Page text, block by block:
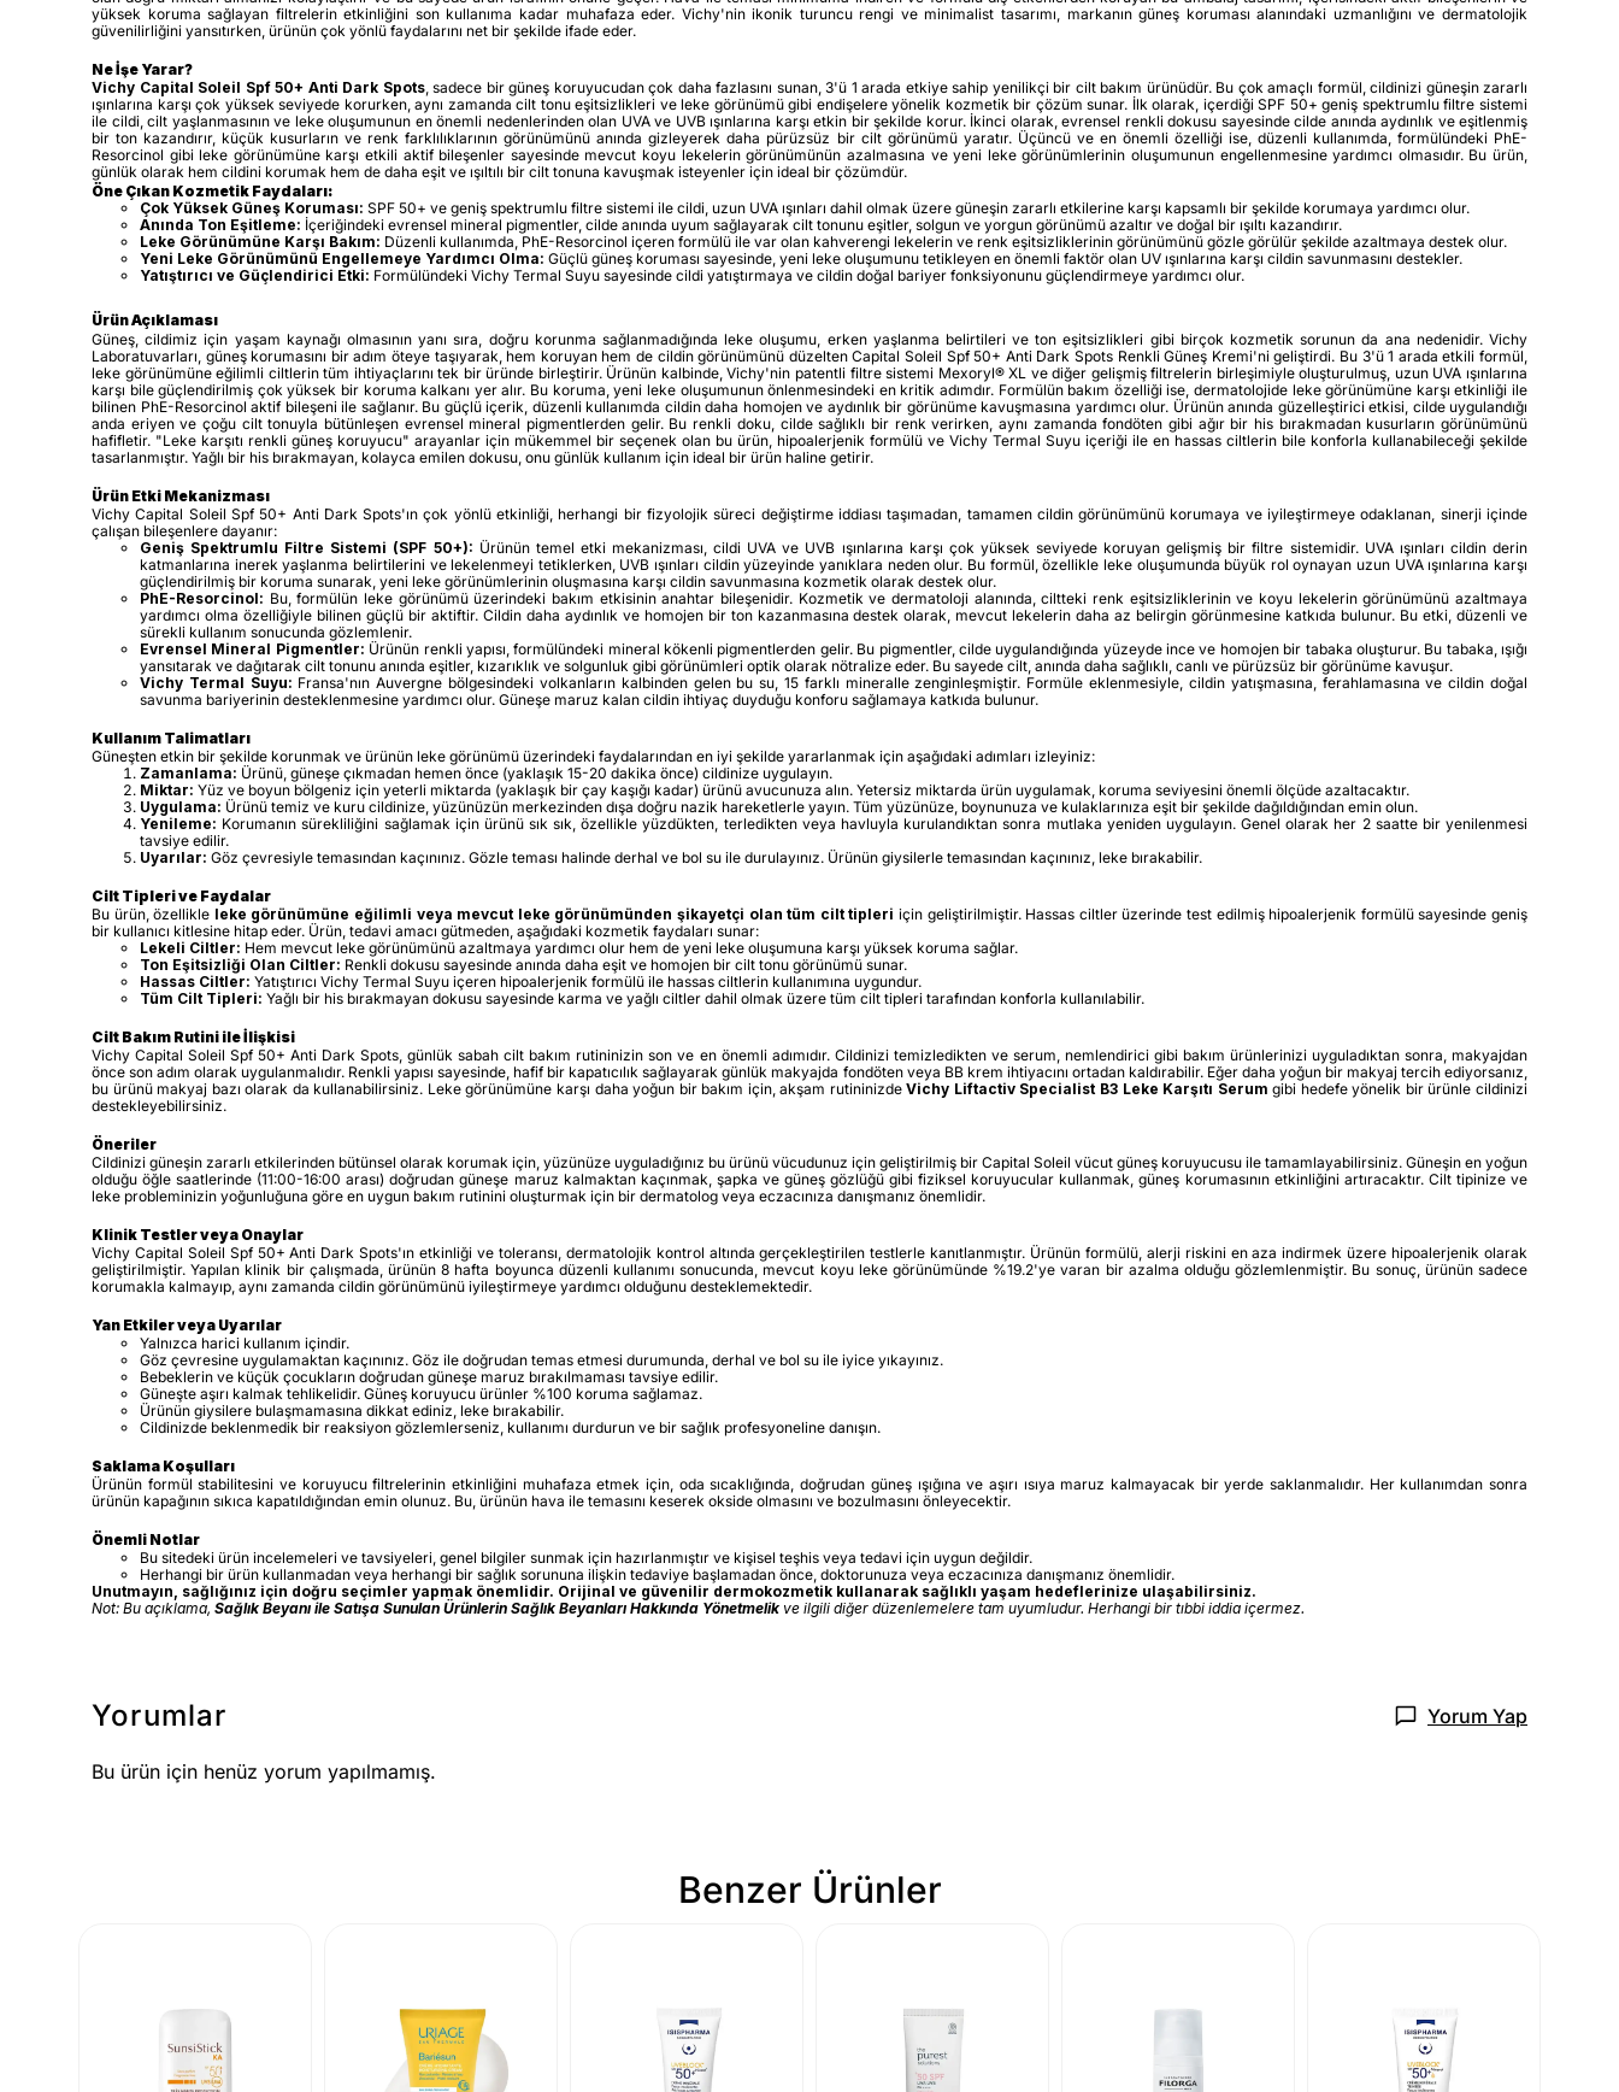
yüksek koruma sağlayan filtrelerin etkinliğini son kullanıma kadar muhafaza eder. Vichy'nin ikonik turuncu rengi ve minimalist tasarımı, markanın güneş koruması alanındaki uzmanlığını ve dermatolojik
güvenilirliğini yansıtırken, ürünün çok yönlü faydalarını net bir şekilde ifade eder.
Ne İşe Yarar?
Vichy Capital Soleil Spf 50+ Anti Dark Spots, sadece bir güneş koruyucudan çok daha fazlasını sunan, 3'ü 1 arada etkiye sahip yenilikçi bir cilt bakım ürünüdür. Bu çok amaçlı formül, cildinizi güneşin zararlı
ışınlarına karşı çok yüksek seviyede korurken, aynı zamanda cilt tonu eşitsizlikleri ve leke görünümü gibi endişelere yönelik kozmetik bir çözüm sunar. İlk olarak, içerdiği SPF 50+ geniş spektrumlu filtre sistemi
ile cildi, cilt yaşlanmasının ve leke oluşumunun en önemli nedenlerinden olan UVA ve UVB ışınlarına karşı etkin bir şekilde korur. İkinci olarak, evrensel renkli dokusu sayesinde cilde anında aydınlık ve eşitlenmiş
bir ton kazandırır, küçük kusurların ve renk farklılıklarının görünümünü anında gizleyerek daha pürüzsüz bir cilt görünümü yaratır. Üçüncü ve en önemli özelliği ise, düzenli kullanımda, formülündeki PhE-
Resorcinol gibi leke görünümüne karşı etkili aktif bileşenler sayesinde mevcut koyu lekelerin görünümünün azalmasına ve yeni leke görünümlerinin oluşumunun engellenmesine yardımcı olmasıdır. Bu ürün,
günlük olarak hem cildini korumak hem de daha eşit ve ışıltılı bir cilt tonuna kavuşmak isteyenler için ideal bir çözümdür.
Öne Çıkan Kozmetik Faydaları:
Çok Yüksek Güneş Koruması: SPF 50+ ve geniş spektrumlu filtre sistemi ile cildi, uzun UVA ışınları dahil olmak üzere güneşin zararlı etkilerine karşı kapsamlı bir şekilde korumaya yardımcı olur.
Anında Ton Eşitleme: İçeriğindeki evrensel mineral pigmentler, cilde anında uyum sağlayarak cilt tonunu eşitler, solgun ve yorgun görünümü azaltır ve doğal bir ışıltı kazandırır.
Leke Görünümüne Karşı Bakım: Düzenli kullanımda, PhE-Resorcinol içeren formülü ile var olan kahverengi lekelerin ve renk eşitsizliklerinin görünümünü gözle görülür şekilde azaltmaya destek olur.
Yeni Leke Görünümünü Engellemeye Yardımcı Olma: Güçlü güneş koruması sayesinde, yeni leke oluşumunu tetikleyen en önemli faktör olan UV ışınlarına karşı cildin savunmasını destekler.
Yatıştırıcı ve Güçlendirici Etki: Formülündeki Vichy Termal Suyu sayesinde cildi yatıştırmaya ve cildin doğal bariyer fonksiyonunu güçlendirmeye yardımcı olur.
Ürün Açıklaması
Güneş, cildimiz için yaşam kaynağı olmasının yanı sıra, doğru korunma sağlanmadığında leke oluşumu, erken yaşlanma belirtileri ve ton eşitsizlikleri gibi birçok kozmetik sorunun da ana nedenidir. Vichy
Laboratuvarları, güneş korumasını bir adım öteye taşıyarak, hem koruyan hem de cildin görünümünü düzelten Capital Soleil Spf 50+ Anti Dark Spots Renkli Güneş Kremi'ni geliştirdi. Bu 3'ü 1 arada etkili formül,
leke görünümüne eğilimli ciltlerin tüm ihtiyaçlarını tek bir üründe birleştirir. Ürünün kalbinde, Vichy'nin patentli filtre sistemi Mexoryl® XL ve diğer gelişmiş filtrelerin birleşimiyle oluşturulmuş, uzun UVA ışınlarına
karşı bile güçlendirilmiş çok yüksek bir koruma kalkanı yer alır. Bu koruma, yeni leke oluşumunun önlenmesindeki en kritik adımdır. Formülün bakım özelliği ise, dermatolojide leke görünümüne karşı etkinliği ile
bilinen PhE-Resorcinol aktif bileşeni ile sağlanır. Bu güçlü içerik, düzenli kullanımda cildin daha homojen ve aydınlık bir görünüme kavuşmasına yardımcı olur. Ürünün anında güzelleştirici etkisi, cilde uygulandığı
anda eriyen ve çoğu cilt tonuyla bütünleşen evrensel mineral pigmentlerden gelir. Bu renkli doku, cilde sağlıklı bir renk verirken, aynı zamanda fondöten gibi ağır bir his bırakmadan kusurların görünümünü
hafifletir. "Leke karşıtı renkli güneş koruyucu" arayanlar için mükemmel bir seçenek olan bu ürün, hipoalerjenik formülü ve Vichy Termal Suyu içeriği ile en hassas ciltlerin bile konforla kullanabileceği şekilde
tasarlanmıştır. Yağlı bir his bırakmayan, kolayca emilen dokusu, onu günlük kullanım için ideal bir ürün haline getirir.
Ürün Etki Mekanizması
Vichy Capital Soleil Spf 50+ Anti Dark Spots'ın çok yönlü etkinliği, herhangi bir fizyolojik süreci değiştirme iddiası taşımadan, tamamen cildin görünümünü korumaya ve iyileştirmeye odaklanan, sinerji içinde
çalışan bileşenlere dayanır:
Geniş Spektrumlu Filtre Sistemi (SPF 50+): Ürünün temel etki mekanizması, cildi UVA ve UVB ışınlarına karşı çok yüksek seviyede koruyan gelişmiş bir filtre sistemidir. UVA ışınları cildin derin
katmanlarına inerek yaşlanma belirtilerini ve lekelenmeyi tetiklerken, UVB ışınları cildin yüzeyinde yanıklara neden olur. Bu formül, özellikle leke oluşumunda büyük rol oynayan uzun UVA ışınlarına karşı
güçlendirilmiş bir koruma sunarak, yeni leke görünümlerinin oluşmasına karşı cildin savunmasına kozmetik olarak destek olur.
PhE-Resorcinol: Bu, formülün leke görünümü üzerindeki bakım etkisinin anahtar bileşenidir. Kozmetik ve dermatoloji alanında, ciltteki renk eşitsizliklerinin ve koyu lekelerin görünümünü azaltmaya
yardımcı olma özelliğiyle bilinen güçlü bir aktiftir. Cildin daha aydınlık ve homojen bir ton kazanmasına destek olarak, mevcut lekelerin daha az belirgin görünmesine katkıda bulunur. Bu etki, düzenli ve
sürekli kullanım sonucunda gözlemlenir.
Evrensel Mineral Pigmentler: Ürünün renkli yapısı, formülündeki mineral kökenli pigmentlerden gelir. Bu pigmentler, cilde uygulandığında yüzeyde ince ve homojen bir tabaka oluşturur. Bu tabaka, ışığı
yansıtarak ve dağıtarak cilt tonunu anında eşitler, kızarıklık ve solgunluk gibi görünümleri optik olarak nötralize eder. Bu sayede cilt, anında daha sağlıklı, canlı ve pürüzsüz bir görünüme kavuşur.
Vichy Termal Suyu: Fransa'nın Auvergne bölgesindeki volkanların kalbinden gelen bu su, 15 farklı mineralle zenginleşmiştir. Formüle eklenmesiyle, cildin yatışmasına, ferahlamasına ve cildin doğal
savunma bariyerinin desteklenmesine yardımcı olur. Güneşe maruz kalan cildin ihtiyaç duyduğu konforu sağlamaya katkıda bulunur.
Kullanım Talimatları
Güneşten etkin bir şekilde korunmak ve ürünün leke görünümü üzerindeki faydalarından en iyi şekilde yararlanmak için aşağıdaki adımları izleyiniz:
Zamanlama: Ürünü, güneşe çıkmadan hemen önce (yaklaşık 15-20 dakika önce) cildinize uygulayın.
Miktar: Yüz ve boyun bölgeniz için yeterli miktarda (yaklaşık bir çay kaşığı kadar) ürünü avucunuza alın. Yetersiz miktarda ürün uygulamak, koruma seviyesini önemli ölçüde azaltacaktır.
Uygulama: Ürünü temiz ve kuru cildinize, yüzünüzün merkezinden dışa doğru nazik hareketlerle yayın. Tüm yüzünüze, boynunuza ve kulaklarınıza eşit bir şekilde dağıldığından emin olun.
Yenileme: Korumanın sürekliliğini sağlamak için ürünü sık sık, özellikle yüzdükten, terledikten veya havluyla kurulandıktan sonra mutlaka yeniden uygulayın. Genel olarak her 2 saatte bir yenilenmesi
tavsiye edilir.
Uyarılar: Göz çevresiyle temasından kaçınınız. Gözle teması halinde derhal ve bol su ile durulayınız. Ürünün giysilerle temasından kaçınınız, leke bırakabilir.
Cilt Tipleri ve Faydalar
Bu ürün, özellikle leke görünümüne eğilimli veya mevcut leke görünümünden şikayetçi olan tüm cilt tipleri için geliştirilmiştir. Hassas ciltler üzerinde test edilmiş hipoalerjenik formülü sayesinde geniş
bir kullanıcı kitlesine hitap eder. Ürün, tedavi amacı gütmeden, aşağıdaki kozmetik faydaları sunar:
Lekeli Ciltler: Hem mevcut leke görünümünü azaltmaya yardımcı olur hem de yeni leke oluşumuna karşı yüksek koruma sağlar.
Ton Eşitsizliği Olan Ciltler: Renkli dokusu sayesinde anında daha eşit ve homojen bir cilt tonu görünümü sunar.
Hassas Ciltler: Yatıştırıcı Vichy Termal Suyu içeren hipoalerjenik formülü ile hassas ciltlerin kullanımına uygundur.
Tüm Cilt Tipleri: Yağlı bir his bırakmayan dokusu sayesinde karma ve yağlı ciltler dahil olmak üzere tüm cilt tipleri tarafından konforla kullanılabilir.
Cilt Bakım Rutini ile İlişkisi
Vichy Capital Soleil Spf 50+ Anti Dark Spots, günlük sabah cilt bakım rutininizin son ve en önemli adımıdır. Cildinizi temizledikten ve serum, nemlendirici gibi bakım ürünlerinizi uyguladıktan sonra, makyajdan
önce son adım olarak uygulanmalıdır. Renkli yapısı sayesinde, hafif bir kapatıcılık sağlayarak günlük makyajda fondöten veya BB krem ihtiyacını ortadan kaldırabilir. Eğer daha yoğun bir makyaj tercih ediyorsanız,
bu ürünü makyaj bazı olarak da kullanabilirsiniz. Leke görünümüne karşı daha yoğun bir bakım için, akşam rutininizdeVichy Liftactiv Specialist B3 Leke Karşıtı Serum gibi hedefe yönelik bir ürünle cildinizi
destekleyebilirsiniz.
Öneriler
Cildinizi güneşin zararlı etkilerinden bütünsel olarak korumak için, yüzünüze uyguladığınız bu ürünü vücudunuz için geliştirilmiş bir Capital Soleil vücut güneş koruyucusu ile tamamlayabilirsiniz. Güneşin en yoğun
olduğu öğle saatlerinde (11:00-16:00 arası) doğrudan güneşe maruz kalmaktan kaçınmak, şapka ve güneş gözlüğü gibi fiziksel koruyucular kullanmak, güneş korumasının etkinliğini artıracaktır. Cilt tipinize ve
leke probleminizin yoğunluğuna göre en uygun bakım rutinini oluşturmak için bir dermatolog veya eczacınıza danışmanız önemlidir.
Klinik Testler veya Onaylar
Vichy Capital Soleil Spf 50+ Anti Dark Spots'ın etkinliği ve toleransı, dermatolojik kontrol altında gerçekleştirilen testlerle kanıtlanmıştır. Ürünün formülü, alerji riskini en aza indirmek üzere hipoalerjenik olarak
geliştirilmiştir. Yapılan klinik bir çalışmada, ürünün 8 hafta boyunca düzenli kullanımı sonucunda, mevcut koyu leke görünümünde %19.2'ye varan bir azalma olduğu gözlemlenmiştir. Bu sonuç, ürünün sadece
korumakla kalmayıp, aynı zamanda cildin görünümünü iyileştirmeye yardımcı olduğunu desteklemektedir.
Yan Etkiler veya Uyarılar
Yalnızca harici kullanım içindir.
Göz çevresine uygulamaktan kaçınınız. Göz ile doğrudan temas etmesi durumunda, derhal ve bol su ile iyice yıkayınız.
Bebeklerin ve küçük çocukların doğrudan güneşe maruz bırakılmaması tavsiye edilir.
Güneşte aşırı kalmak tehlikelidir. Güneş koruyucu ürünler %100 koruma sağlamaz.
Ürünün giysilere bulaşmamasına dikkat ediniz, leke bırakabilir.
Cildinizde beklenmedik bir reaksiyon gözlemlerseniz, kullanımı durdurun ve bir sağlık profesyoneline danışın.
Saklama Koşulları
Ürünün formül stabilitesini ve koruyucu filtrelerinin etkinliğini muhafaza etmek için, oda sıcaklığında, doğrudan güneş ışığına ve aşırı ısıya maruz kalmayacak bir yerde saklanmalıdır. Her kullanımdan sonra
ürünün kapağının sıkıca kapatıldığından emin olunuz. Bu, ürünün hava ile temasını keserek okside olmasını ve bozulmasını önleyecektir.
Önemli Notlar
Bu sitedeki ürün incelemeleri ve tavsiyeleri, genel bilgiler sunmak için hazırlanmıştır ve kişisel teşhis veya tedavi için uygun değildir.
Herhangi bir ürün kullanmadan veya herhangi bir sağlık sorununa ilişkin tedaviye başlamadan önce, doktorunuza veya eczacınıza danışmanız önemlidir.
Unutmayın, sağlığınız için doğru seçimler yapmak önemlidir. Orijinal ve güvenilir dermokozmetik kullanarak sağlıklı yaşam hedeflerinize ulaşabilirsiniz.
Not: Bu açıklama, Sağlık Beyanı ile Satışa Sunulan Ürünlerin Sağlık Beyanları Hakkında Yönetmelik ve ilgili diğer düzenlemelere tam uyumludur. Herhangi bir tıbbi iddia içermez.
Yorumlar Yorum Yap
Bu ürün için henüz yorum yapılmamış.
Benzer Ürünler